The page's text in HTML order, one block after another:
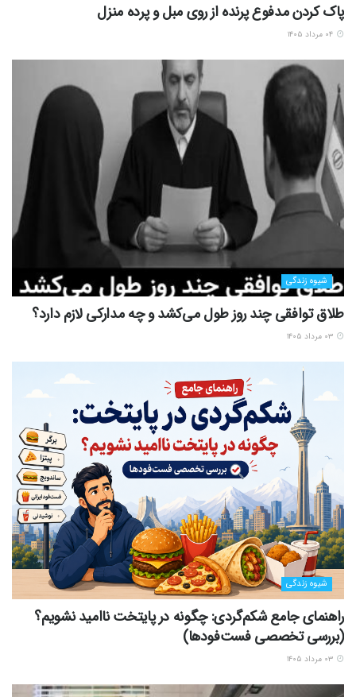
پاک کردن مدفوع پرنده از روی مبل و پرده منزل
شیوه زندگی
طلاق توافقی چند روز طول می‌کشد و چه مدارکی لازم دارد؟
شیوه زندگی
راهنمای جامع شکم‌گردی: چگونه در پایتخت ناامید نشویم؟
(بررسی تخصصی فست‌فودها)